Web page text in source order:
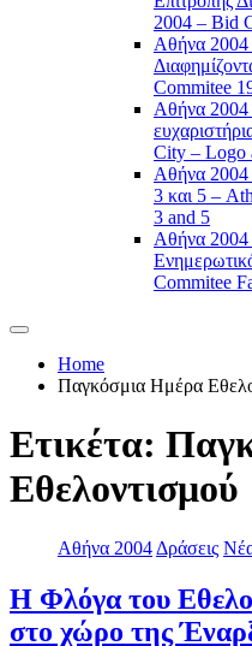
2004 – Bid
Αθήνα 2004
Commitee
Αθήνα
City – Logo
Αθήνα 2004
3 και 5 –
3 and 5
Αθήνα 2004
Commitee
Home
Παγκόσμια Ημέρα
Ετικέτα:
Εθελοντισμού
Αθήνα 2004 Δράσεις
Η Φλόγα του
στο χώρο της